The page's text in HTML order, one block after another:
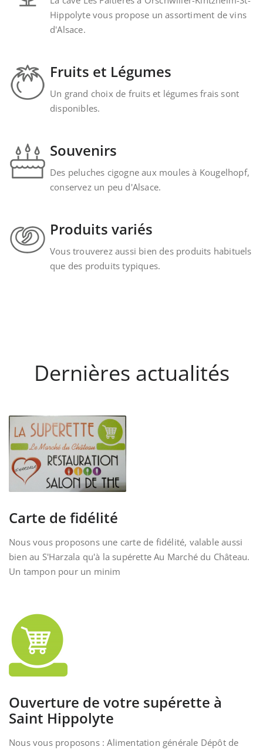
Hippolyte vous propose un assortiment de vins
d'Alsace.
Fruits et Légumes
Un grand choix de fruits et légumes frais sont
disponibles.
Souvenirs
Des peluches cigogne aux moules à Kougelhopf,
conservez un peu d'Alsace.
Produits variés
Vous trouverez aussi bien des produits habituels
que des produits typiques.
Dernières actualités
Carte de fidélité
Nous vous proposons une carte de fidélité, valable aussi
bien au S'Harzala qu'à la supérette Au Marché du Château.
Un tampon pour un minim
Ouverture de votre supérette à
Saint Hippolyte
Nous vous proposons : Alimentation générale Dépôt de